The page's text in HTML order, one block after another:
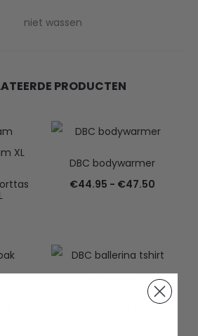
niet wassen
PRODUCTEN
DBC bodywarmer
€44.95 - €47.50
DBC ballerina tshirt